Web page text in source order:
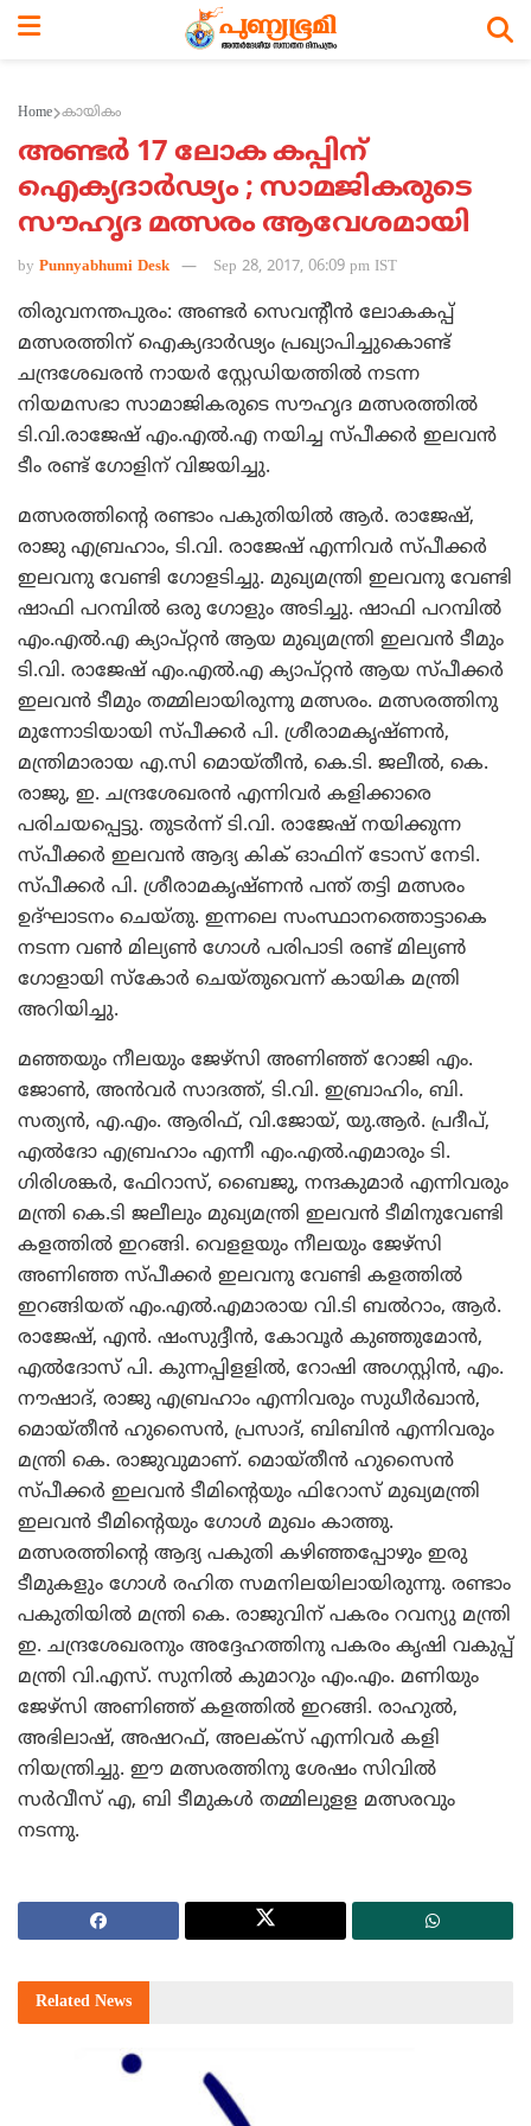
Home കായികം
അണ്ടര്‍ 17 ലോക കപ്പിന്
ഐക്യദാര്‍ഢ്യം ; സാമജികരുടെ
സൗഹൃദ മത്സരം ആവേശമായി
by Punnyabhumi Desk Sep 28, 2017, 06:09 pm IST
തിരുവനന്തപുരം: അണ്ടര്‍ സെവന്റീന്‍ ലോകകപ്പ്
മത്സരത്തിന് ഐക്യദാര്‍ഢ്യം പ്രഖ്യാപിച്ചുകൊണ്ട്
ചന്ദ്രശേഖരന്‍ നായര്‍ സ്റ്റേഡിയത്തില്‍ നടന്ന
നിയമസഭാ സാമാജികരുടെ സൗഹൃദ മത്സരത്തില്‍
ടി.വി.രാജേഷ് എം.എല്‍.എ നയിച്ച സ്പീക്കര്‍ ഇലവന്‍
ടീം രണ്ട് ഗോളിന് വിജയിച്ചു.
മത്സരത്തിന്റെ രണ്ടാം പകുതിയില്‍ ആര്‍. രാജേഷ്,
രാജു എബ്രഹാം, ടി.വി. രാജേഷ് എന്നിവര്‍ സ്പീക്കര്‍
ഇലവനു വേണ്ടി ഗോളടിച്ചു. മുഖ്യമന്ത്രി ഇലവനു വേണ്ടി
ഷാഫി പറമ്പില്‍ ഒരു ഗോളും അടിച്ചു. ഷാഫി പറമ്പില്‍
എം.എല്‍.എ ക്യാപ്റ്റന്‍ ആയ മുഖ്യമന്ത്രി ഇലവന്‍ ടീമും
ടി.വി. രാജേഷ് എം.എല്‍.എ ക്യാപ്റ്റന്‍ ആയ സ്പീക്കര്‍
ഇലവന്‍ ടീമും തമ്മിലായിരുന്നു മത്സരം. മത്സരത്തിനു
മുന്നോടിയായി സ്പീക്കര്‍ പി. ശ്രീരാമകൃഷ്ണന്‍,
മന്ത്രിമാരായ എ.സി മൊയ്തീന്‍, കെ.ടി. ജലീല്‍, കെ.
രാജു, ഇ. ചന്ദ്രശേഖരന്‍ എന്നിവര്‍ കളിക്കാരെ
പരിചയപ്പെട്ടു. തുടര്‍ന്ന് ടി.വി. രാജേഷ് നയിക്കുന്ന
സ്പീക്കര്‍ ഇലവന്‍ ആദ്യ കിക് ഓഫിന് ടോസ് നേടി.
സ്പീക്കര്‍ പി. ശ്രീരാമകൃഷ്ണന്‍ പന്ത് തട്ടി മത്സരം
ഉദ്ഘാടനം ചെയ്തു. ഇന്നലെ സംസ്ഥാനത്തൊട്ടാകെ
നടന്ന വണ്‍ മില്യണ്‍ ഗോള്‍ പരിപാടി രണ്ട് മില്യണ്‍
ഗോളായി സ്‌കോര്‍ ചെയ്തുവെന്ന് കായിക മന്ത്രി
അറിയിച്ചു.
മഞ്ഞയും നീലയും ജേഴ്‌സി അണിഞ്ഞ് റോജി എം.
ജോണ്‍, അന്‍വര്‍ സാദത്ത്, ടി.വി. ഇബ്രാഹിം, ബി.
സത്യന്‍, എ.എം. ആരിഫ്, വി.ജോയ്, യു.ആര്‍. പ്രദീപ്,
എല്‍ദോ എബ്രഹാം എന്നീ എം.എല്‍.എമാരും ടി.
ഗിരിശങ്കര്‍, ഫിേറാസ്, ബൈജു, നന്ദകുമാര്‍ എന്നിവരും
മന്ത്രി കെ.ടി ജലീലും മുഖ്യമന്ത്രി ഇലവന്‍ ടീമിനുവേണ്ടി
കളത്തില്‍ ഇറങ്ങി. വെളളയും നീലയും ജേഴ്‌സി
അണിഞ്ഞ സ്പീക്കര്‍ ഇലവനു വേണ്ടി കളത്തില്‍
ഇറങ്ങിയത് എം.എല്‍.എമാരായ വി.ടി ബല്‍റാം, ആര്‍.
രാജേഷ്, എന്‍. ഷംസുദ്ദീന്‍, കോവൂര്‍ കുഞ്ഞുമോന്‍,
എല്‍ദോസ് പി. കുന്നപ്പിളളില്‍, റോഷി അഗസ്റ്റിന്‍, എം.
നൗഷാദ്, രാജു എബ്രഹാം എന്നിവരും സുധീര്‍ഖാന്‍,
മൊയ്തീന്‍ ഹുസൈന്‍, പ്രസാദ്, ബിബിന്‍ എന്നിവരും
മന്ത്രി കെ. രാജുവുമാണ്. മൊയ്തീന്‍ ഹുസൈന്‍
സ്പീക്കര്‍ ഇലവന്‍ ടീമിന്റെയും ഫിറോസ് മുഖ്യമന്ത്രി
ഇലവന്‍ ടീമിന്റെയും ഗോള്‍ മുഖം കാത്തു.
മത്സരത്തിന്റെ ആദ്യ പകുതി കഴിഞ്ഞപ്പോഴും ഇരു
ടീമുകളും ഗോള്‍ രഹിത സമനിലയിലായിരുന്നു. രണ്ടാം
പകുതിയില്‍ മന്ത്രി കെ. രാജുവിന് പകരം റവന്യു മന്ത്രി
ഇ. ചന്ദ്രശേഖരനും അദ്ദേഹത്തിനു പകരം കൃഷി വകുപ്പ്
മന്ത്രി വി.എസ്. സുനില്‍ കുമാറും എം.എം. മണിയും
ജേഴ്‌സി അണിഞ്ഞ് കളത്തില്‍ ഇറങ്ങി. രാഹുല്‍,
അഭിലാഷ്, അഷറഫ്, അലക്‌സ് എന്നിവര്‍ കളി
നിയന്ത്രിച്ചു. ഈ മത്സരത്തിനു ശേഷം സിവില്‍
സര്‍വീസ് എ, ബി ടീമുകള്‍ തമ്മിലുളള മത്സരവും
നടന്നു.
Related News